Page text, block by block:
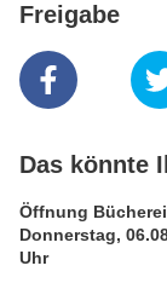
Freigabe
Das könnte
Öffnung
Donnerstag,
Uhr